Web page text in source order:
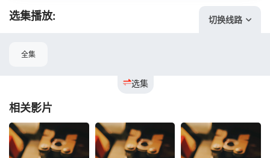
选集播放: 切换线路
选集
全集
相关影片